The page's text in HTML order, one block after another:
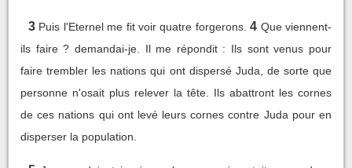
3 Puis l'Eternel me fit voir quatre forgerons. 4 Que viennent-
ils faire ? demandai-je. Il me répondit : Ils sont venus pour
faire trembler les nations qui ont dispersé Juda, de sorte que
personne n'osait plus relever la tête. Ils abattront les cornes
de ces nations qui ont levé leurs cornes contre Juda pour en
disperser la population.